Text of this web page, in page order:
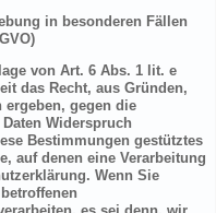
in besonderen Fällen
von Art. 6 Abs. 1 lit. e
das Recht, aus Gründen,
gegen die
Widerspruch
Bestimmungen gestütztes
auf denen eine Verarbeitung
Wenn Sie